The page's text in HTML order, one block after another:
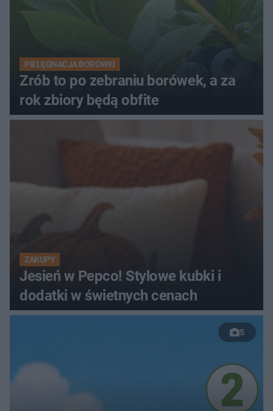
PIELĘGNACJA BORÓWKI
Zrób to po zebraniu borówek, a za
rok zbiory będą obfite
ZAKUPY
Jesień w Pepco! Stylowe kubki i
dodatki w świetnych cenach
5